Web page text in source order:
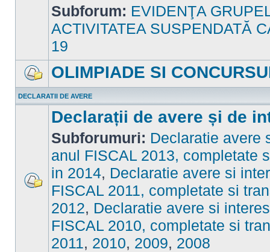
Subforum: EVIDENŢA
ACTIVITATEA SUSPENDATĂ
19
mesaje
necitite
OLIMPIADE SI
DECLARATII DE AVERE
sunt
mesaje
necitite
Declarații de avere și de
Subforumuri: Declaratie avere
anul FISCAL 2013, completate
in 2014, Declaratie avere si
FISCAL 2011, completate si
2012, Declaratie avere si
FISCAL 2010, completate si
2011, 2010, 2009, 2008